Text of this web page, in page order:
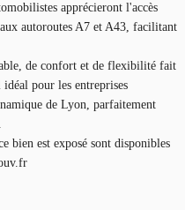
apprécieront l'accès
autoroutes A7 et A43, facilitant
de confort et de flexibilité fait
pour les entreprises
de Lyon, parfaitement
bien est exposé sont disponibles